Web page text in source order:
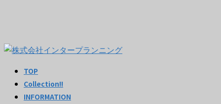
TOP
Collection!!
INFORMATION